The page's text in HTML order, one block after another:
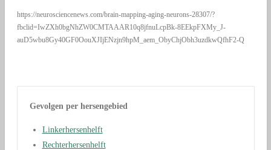
https://neurosciencenews.com/brain-mapping-aging-neurons-28307/?
fbclid=IwZXh0bgNhZW0CMTAAAR10q8jfnuLcpBk-8EEkpFXMy_J-
auD5wbu8Gy40GF0OouXJIjENzjn9hpM_aem_ObyChjObh3uzdkwQfhF2-Q
Gevolgen per hersengebied
Linkerhersenhelft
Rechterhersenhelft